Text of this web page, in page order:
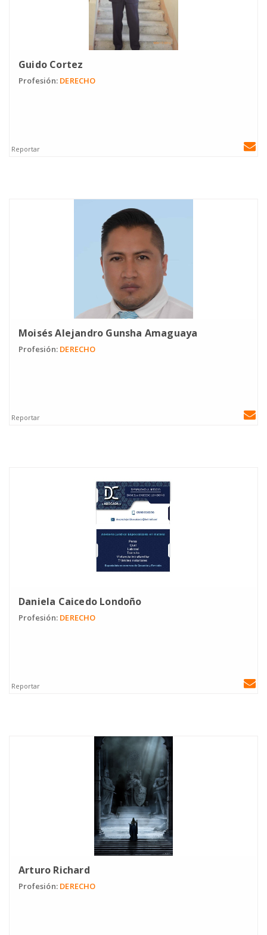
Guido Cortez
Profesión: DERECHO
Reportar
Moisés Alejandro Gunsha Amaguaya
Profesión: DERECHO
Reportar
Daniela Caicedo Londoño
Profesión: DERECHO
Reportar
Arturo Richard
Profesión: DERECHO